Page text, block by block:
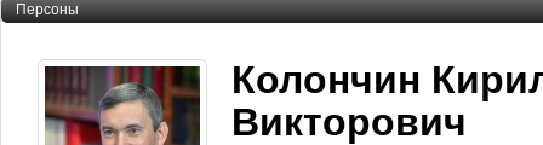
Персоны
Колончин
Викторович